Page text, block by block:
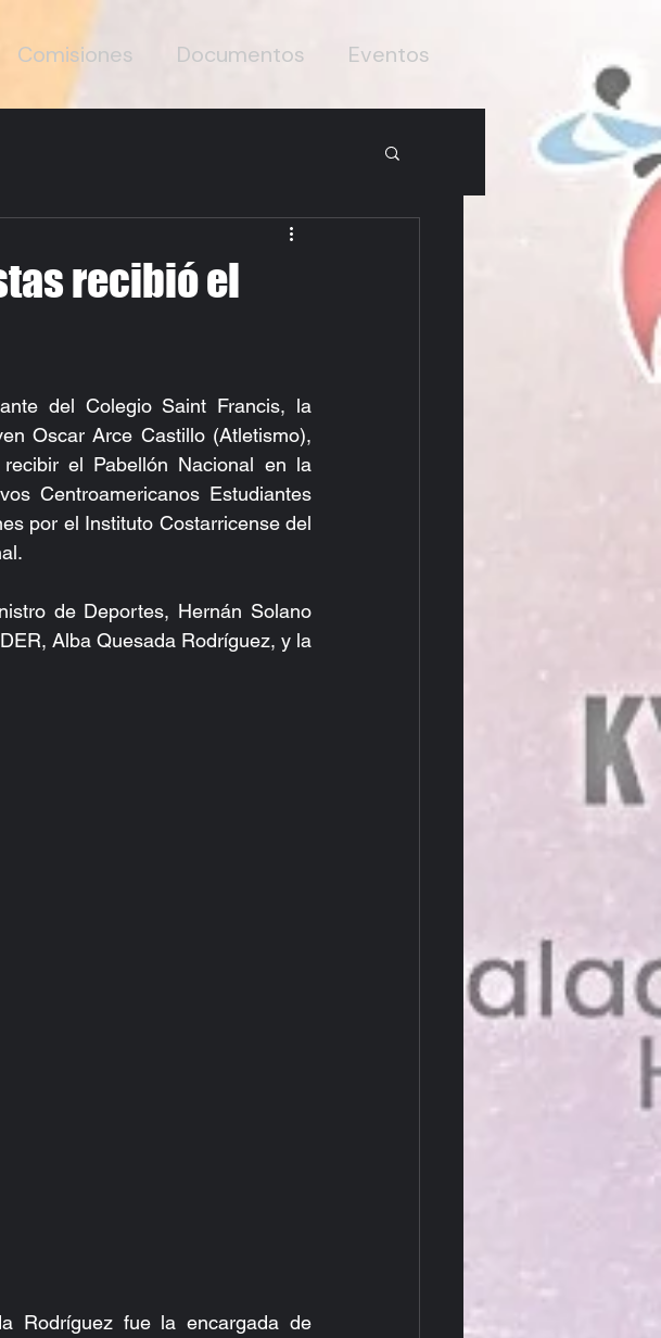
Comisiones Documentos Eventos
recibió el
del Colegio Saint Francis, la
Oscar Arce Castillo (Atletismo),
el Pabellón Nacional en la
Centroamericanos Estudiantes
por el Instituto Costarricense del
de Deportes, Hernán Solano
Alba Quesada Rodríguez, y la
Rodríguez fue la encargada de